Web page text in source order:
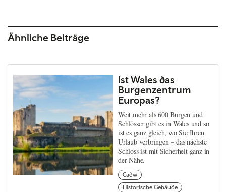
Ähnliche Beiträge
Ist Wales das
Burgenzentrum
Europas?
Weit mehr als 600 Burgen und
Schlösser gibt es in Wales und so
ist es ganz gleich, wo Sie Ihren
Urlaub verbringen – das nächste
Schloss ist mit Sicherheit ganz in
der Nähe.
Cadw
Historische Gebäude